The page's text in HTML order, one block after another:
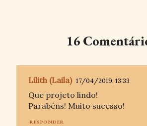
16
Lilith (Laila) 17/04/2019, 13:33
Que projeto lindo!
Parabéns! Muito sucesso!
RESPONDER